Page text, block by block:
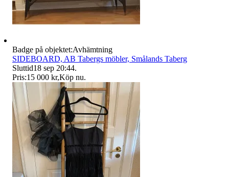
Badge på objektet:Avhämtning
SIDEBOARD, AB Tabergs möbler, Smålands Taberg
Sluttid18 sep 20:44.
Pris:15 000 kr,Köp nu.